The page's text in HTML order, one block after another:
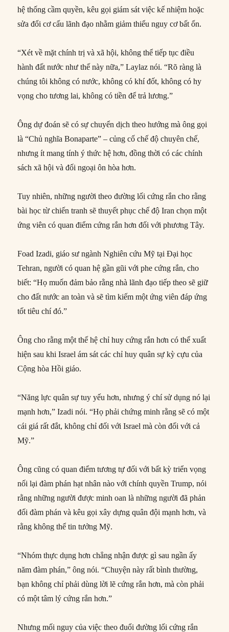
hệ thống cầm quyền, kêu gọi giám sát việc kế nhiệm hoặc
sửa đổi cơ cấu lãnh đạo nhằm giảm thiểu nguy cơ bất ổn.
“Xét về mặt chính trị và xã hội, không thể tiếp tục điều
hành đất nước như thế này nữa,” Laylaz nói. “Rõ ràng là
chúng tôi không có nước, không có khí đốt, không có hy
vọng cho tương lai, không có tiền để trả lương.”
Ông dự đoán sẽ có sự chuyển dịch theo hướng mà ông gọi
là “Chủ nghĩa Bonaparte” – củng cố chế độ chuyên chế,
nhưng ít mang tính ý thức hệ hơn, đồng thời có các chính
sách xã hội và đối ngoại ôn hòa hơn.
Tuy nhiên, những người theo đường lối cứng rắn cho rằng
bài học từ chiến tranh sẽ thuyết phục chế độ Iran chọn một
ứng viên có quan điểm cứng rắn hơn đối với phương Tây.
Foad Izadi, giáo sư ngành Nghiên cứu Mỹ tại Đại học
Tehran, người có quan hệ gần gũi với phe cứng rắn, cho
biết: “Họ muốn đảm bảo rằng nhà lãnh đạo tiếp theo sẽ giữ
cho đất nước an toàn và sẽ tìm kiếm một ứng viên đáp ứng
tốt tiêu chí đó.”
Ông cho rằng một thế hệ chỉ huy cứng rắn hơn có thể xuất
hiện sau khi Israel ám sát các chỉ huy quân sự kỳ cựu của
Cộng hòa Hồi giáo.
“Năng lực quân sự tuy yếu hơn, nhưng ý chí sử dụng nó lại
mạnh hơn,” Izadi nói. “Họ phải chứng minh rằng sẽ có một
cái giá rất đắt, không chỉ đối với Israel mà còn đối với cả
Mỹ.”
Ông cũng có quan điểm tương tự đối với bất kỳ triển vọng
nối lại đàm phán hạt nhân nào với chính quyền Trump, nói
rằng những người được minh oan là những người đã phản
đối đàm phán và kêu gọi xây dựng quân đội mạnh hơn, và
rằng không thể tin tưởng Mỹ.
“Nhóm thực dụng hơn chẳng nhận được gì sau ngần ấy
năm đàm phán,” ông nói. “Chuyện này rất bình thường,
bạn không chỉ phải dùng lời lẽ cứng rắn hơn, mà còn phải
có một tâm lý cứng rắn hơn.”
Nhưng mối nguy của việc theo đuổi đường lối cứng rắn